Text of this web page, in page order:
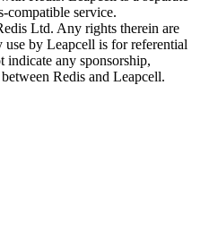
compatible service.
Ltd. Any rights therein are
by Leapcell is for referential
indicate any sponsorship,
Redis and Leapcell.